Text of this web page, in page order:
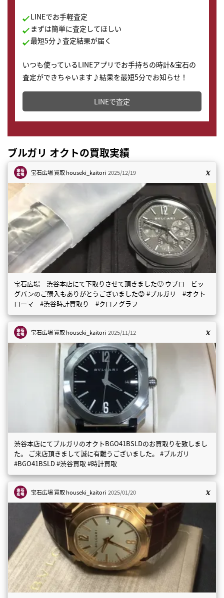
LINEでお手軽査定
まずは簡単に査定してほしい
最短5分♪査定結果が届く
いつも使っているLINEアプリでお手持ちの時計&宝石の
査定ができちゃいます♪結果を最短5分でお知らせ！
どこからでもすぐに査定金額を知ることが出来ます。
LINEで査定
ブルガリ オクトの買取実績
宝石広場 買取houseki_kaitori 2025/12/19
宝石広場 渋谷本店にて下取りさせて頂きました🙂 ウブロ ビッ
グバンのご購入もありがとうございました😊 #ブルガリ #オクト
ローマ #渋谷時計買取り #クロノグラフ
宝石広場 買取houseki_kaitori 2025/11/12
渋谷本店にてブルガリのオクトBGO41BSLDのお買取りを致しまし
た。 ご来店頂きまして誠に有難うございました。 #ブルガリ
#BGO41BSLD #渋谷買取 #時計買取
宝石広場 買取houseki_kaitori 2025/01/20